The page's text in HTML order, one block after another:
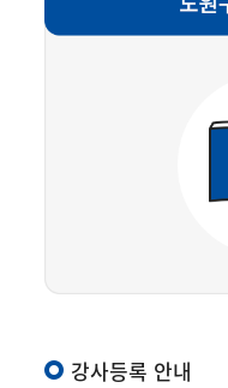
강사등록 안내